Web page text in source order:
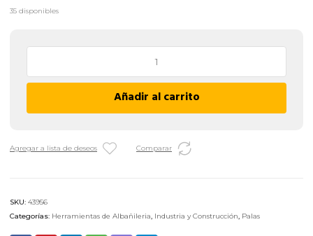
35 disponibles
Punta
Cabo
Biassoni
Añadir al carrito
Agregar a lista de deseos Comparar
SKU: 43956
Categorías: Herramientas de Albañileria, Industria y Construcción, Palas